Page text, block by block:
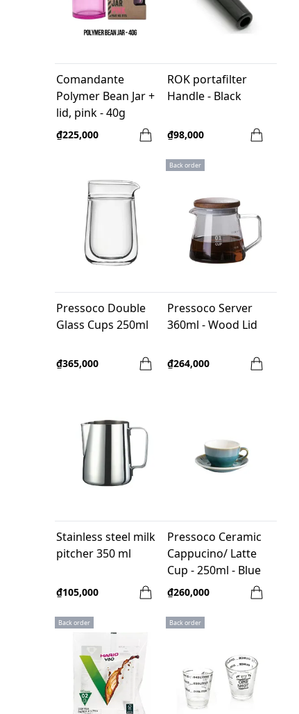
Comandante
Polymer Bean Jar +
lid, pink - 40g
₫225,000
ROK portafilter
Handle - Black
₫98,000
Pressoco Double
Glass Cups 250ml
₫365,000
Back order
Pressoco Server
360ml - Wood Lid
₫264,000
Stainless steel milk
pitcher 350 ml
₫105,000
Pressoco Ceramic
Cappucino/ Latte
Cup - 250ml - Blue
Basil
₫260,000
Back order Back order